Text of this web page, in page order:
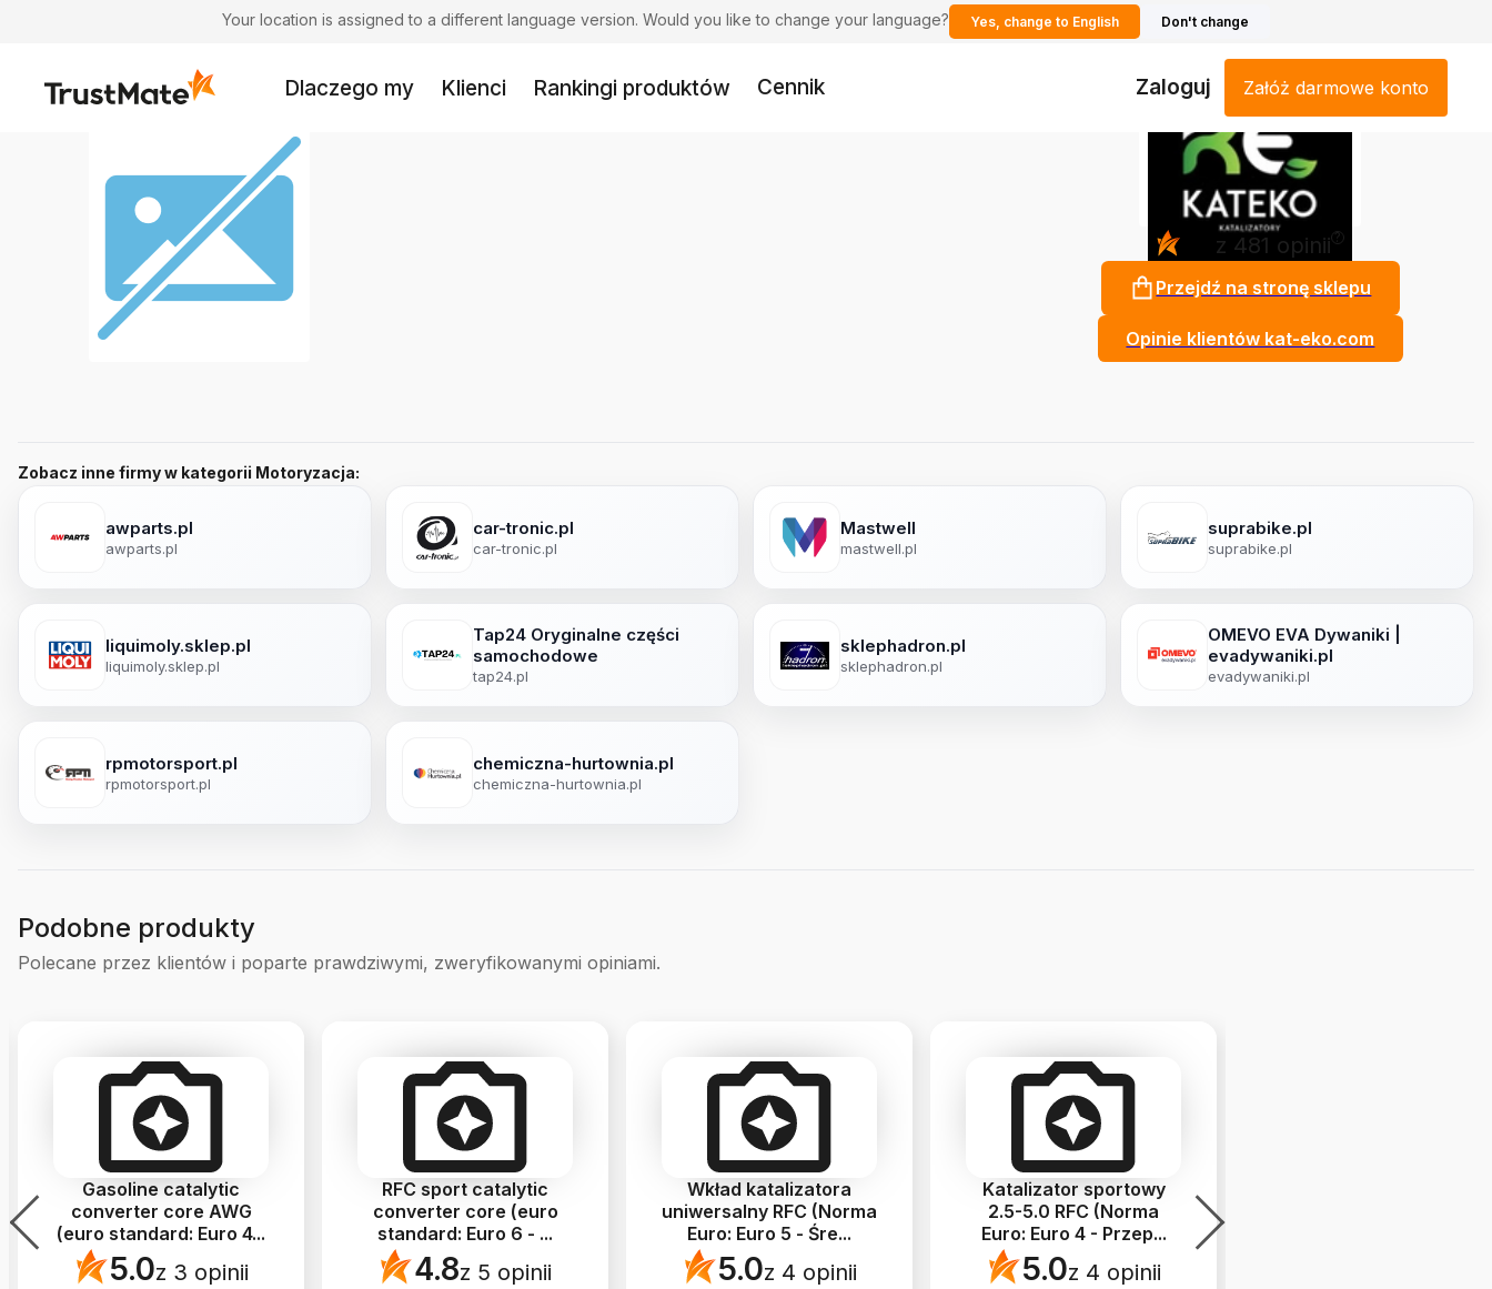
Your location is assigned to a different language version. Would you like to change your language? Yes, change to English Don't change
Dlaczego my Klienci Rankingi produktów Cennik Zaloguj Załóż darmowe konto
z 481 opinii ?
Przejdź na stronę sklepu
Opinie klientów kat-eko.com
Zobacz inne firmy w kategorii Motoryzacja:
awparts.pl
awparts.pl
car-tronic.pl
car-tronic.pl
Mastwell
mastwell.pl
suprabike.pl
suprabike.pl
liquimoly.sklep.pl
liquimoly.sklep.pl
Tap24 Oryginalne części
samochodowe
tap24.pl
sklephadron.pl
sklephadron.pl
OMEVO EVA Dywaniki |
evadywaniki.pl
evadywaniki.pl
rpmotorsport.pl
rpmotorsport.pl
chemiczna-hurtownia.pl
chemiczna-hurtownia.pl
Podobne produkty
Polecane przez klientów i poparte prawdziwymi, zweryfikowanymi opiniami.
Gasoline catalytic
converter core AWG
(euro standard: Euro 4...
5.0z 3 opinii
RFC sport catalytic
converter core (euro
standard: Euro 6 - ...
4.8z 5 opinii
Wkład katalizatora
uniwersalny RFC (Norma
Euro: Euro 5 - Śre...
5.0z 4 opinii
Katalizator sportowy
2.5-5.0 RFC (Norma
Euro: Euro 4 - Przep...
5.0z 4 opinii